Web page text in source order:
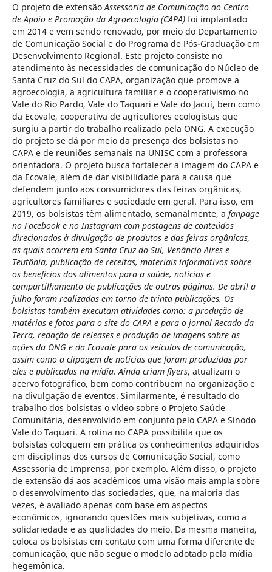
O projeto de extensãoAssessoria de Comunicação ao Centro
de Apoio e Promoção da Agroecologia (CAPA)foi implantado
em 2014 e vem sendo renovado, por meio do Departamento
de Comunicação Social e do Programa de Pós-Graduação em
Desenvolvimento Regional. Este projeto consiste no
atendimento às necessidades de comunicação do Núcleo de
Santa Cruz do Sul do CAPA, organização que promove a
agroecologia, a agricultura familiar e o cooperativismo no
Vale do Rio Pardo, Vale do Taquari e Vale do Jacuí, bem como
da Ecovale, cooperativa de agricultores ecologistas que
surgiu a partir do trabalho realizado pela ONG. A execução
do projeto se dá por meio da presença dos bolsistas no
CAPA e de reuniões semanais na UNISC com a professora
orientadora. O projeto busca fortalecer a imagem do CAPA e
da Ecovale, além de dar visibilidade para a causa que
defendem junto aos consumidores das feiras orgânicas,
agricultores familiares e sociedade em geral. Para isso, em
2019, os bolsistas têm alimentado, semanalmente, a fanpage
no Facebook e no Instagram com postagens de conteúdos
direcionados à divulgação de produtos e das feiras orgânicas,
as quais ocorrem em Santa Cruz do Sul, Venâncio Aires e
Teutônia, publicação de receitas, materiais informativos sobre
os benefícios dos alimentos para a saúde, notícias e
compartilhamento de publicações de outras páginas. De abril a
julho foram realizadas em torno de trinta publicações. Os
bolsistas também executam atividades como: a produção de
matérias e fotos para o site do CAPA e para o jornal Recado da
Terra, redação de releases e produção de imagens sobre as
ações da ONG e da Ecovale para os veículos de comunicação,
assim como a clipagem de notícias que foram produzidas por
eles e publicadas na mídia. Ainda criam flyers, atualizam o
acervo fotográfico, bem como contribuem na organização e
na divulgação de eventos. Similarmente, é resultado do
trabalho dos bolsistas o vídeo sobre o Projeto Saúde
Comunitária, desenvolvido em conjunto pelo CAPA e Sínodo
Vale do Taquari. A rotina no CAPA possibilita que os
bolsistas coloquem em prática os conhecimentos adquiridos
em disciplinas dos cursos de Comunicação Social, como
Assessoria de Imprensa, por exemplo. Além disso, o projeto
de extensão dá aos acadêmicos uma visão mais ampla sobre
o desenvolvimento das sociedades, que, na maioria das
vezes, é avaliado apenas com base em aspectos
econômicos, ignorando questões mais subjetivas, como a
solidariedade e as qualidades do meio. Da mesma maneira,
coloca os bolsistas em contato com uma forma diferente de
comunicação, que não segue o modelo adotado pela mídia
hegemônica.